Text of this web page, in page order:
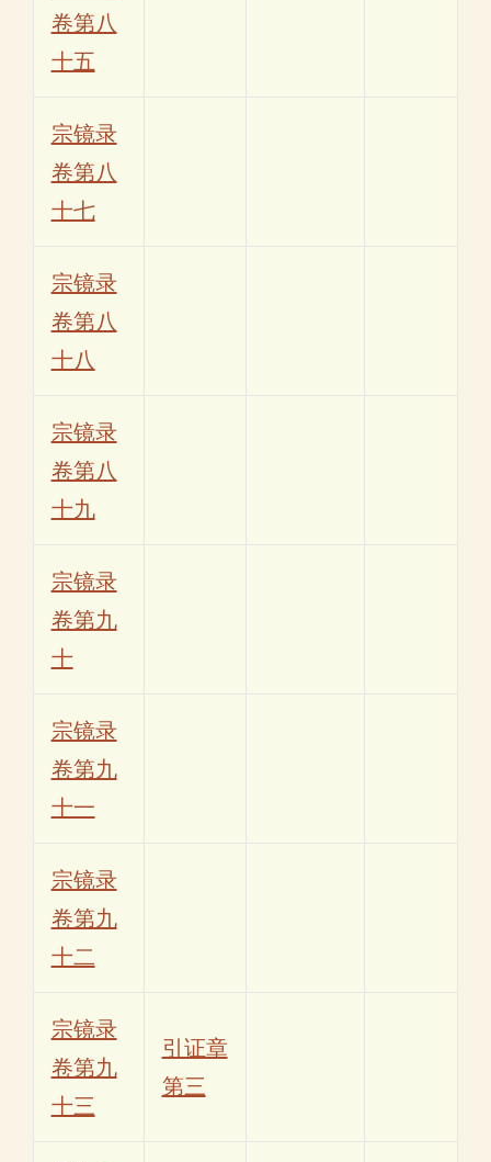
卷第八
十五
宗镜录
卷第八
十七
宗镜录
卷第八
十八
宗镜录
卷第八
十九
宗镜录
卷第九
十
宗镜录
卷第九
十一
宗镜录
卷第九
十二
宗镜录
卷第九
十三
引证章
第三